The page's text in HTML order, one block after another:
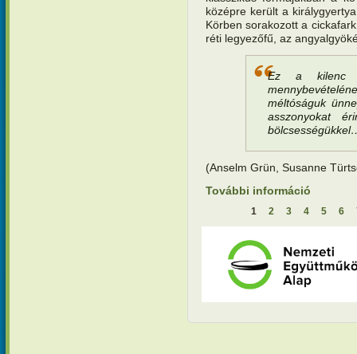
középre került a
Körben sorakozott a
réti legyezőfű, az
Ez a kilenc
méltóságuk
asszonyokat
(Anselm Grün, Susanne
További információ
Oldalak
1 2 3 4 5 6